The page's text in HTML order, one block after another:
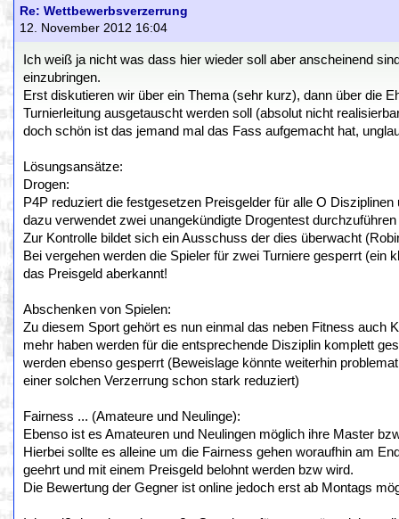
Re: Wettbewerbsverzerrung
12. November 2012 16:04
Ich weiß ja nicht was dass hier wieder soll aber anscheinend
einzubringen.
Erst diskutieren wir über ein Thema (sehr kurz), dann über die
Turnierleitung ausgetauscht werden soll (absolut nicht
doch schön ist das jemand mal das Fass aufgemacht hat,
Lösungsansätze:
Drogen:
P4P reduziert die festgesetzen Preisgelder für alle O
dazu verwendet zwei unangekündigte Drogentest
Zur Kontrolle bildet sich ein Ausschuss der dies überwacht
Bei vergehen werden die Spieler für zwei Turniere gesperrt
das Preisgeld aberkannt!
Abschenken von Spielen:
Zu diesem Sport gehört es nun einmal das neben Fitness auch
mehr haben werden für die entsprechende Disziplin komplett
werden ebenso gesperrt (Beweislage könnte weiterhin
einer solchen Verzerrung schon stark reduziert)
Fairness ... (Amateure und Neulinge):
Ebenso ist es Amateuren und Neulingen möglich ihre Master
Hierbei sollte es alleine um die Fairness gehen woraufhin am
geehrt und mit einem Preisgeld belohnt werden bzw wird.
Die Bewertung der Gegner ist online jedoch erst ab Montags